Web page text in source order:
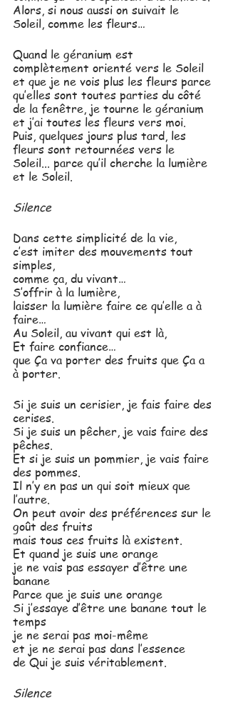
Alors, si nous aussi on suivait le
Soleil, comme les fleurs…
Quand le géranium est
complètement orienté vers le Soleil
et que je ne vois plus les fleurs parce
qu’elles sont toutes parties du côté
de la fenêtre, je tourne le géranium
et j’ai toutes les fleurs vers moi.
Puis, quelques jours plus tard, les
fleurs sont retournées vers le
Soleil... parce qu’il cherche la lumière
et le Soleil.
Silence
Dans cette simplicité de la vie,
c’est imiter des mouvements tout
simples,
comme ça, du vivant…
S’offrir à la lumière,
laisser la lumière faire ce qu’elle a à
faire…
Au Soleil, au vivant qui est là,
Et faire confiance…
que Ça va porter des fruits que Ça a
à porter.
Si je suis un cerisier, je fais faire des
cerises.
Si je suis un pêcher, je vais faire des
pêches.
Et si je suis un pommier, je vais faire
des pommes.
Il n’y en pas un qui soit mieux que
l’autre.
On peut avoir des préférences sur le
goût des fruits
mais tous ces fruits là existent.
Et quand je suis une orange
je ne vais pas essayer d’être une
banane
Parce que je suis une orange
Si j’essaye d’être une banane tout le
temps
je ne serai pas moi-même
et je ne serai pas dans l’essence
de Qui je suis véritablement.
Silence